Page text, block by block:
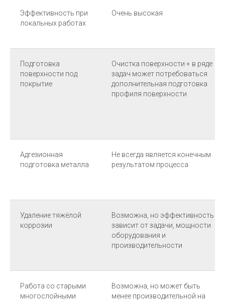
Эффективность при
локальных работах
Очень высокая
Подготовка
поверхности под
покрытие
Очистка поверхности + в ряде
задач может потребоваться
дополнительная подготовка
профиля поверхности
Адгезионная
подготовка металла
Не всегда является конечным
результатом процесса
Удаление тяжёлой
коррозии
Возможна, но эффективность
зависит от задачи, мощности
оборудования и
производительности
Работа со старыми
многослойными
Возможна, но может быть
менее производительной на